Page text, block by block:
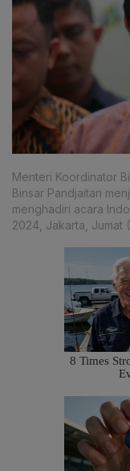
Menteri Koordinator
Binsar Pandjaitan
menghadiri acara
2024, Jakarta, Jumat